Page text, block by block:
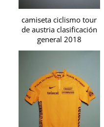
camiseta ciclismo tour
de austria clasificación
general 2018